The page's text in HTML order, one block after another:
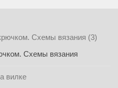
Схемы вязания